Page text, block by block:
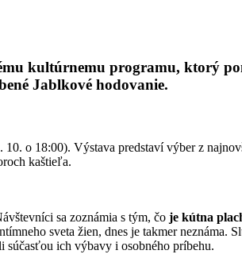
kultúrnemu programu, ktorý
Jablkové hodovanie.
10. o 18:00). Výstava predstaví výber z
kaštieľa.
sa zoznámia s tým, čo je kútna
sveta žien, dnes je takmer neznáma.
súčasťou ich výbavy i osobného príbehu.